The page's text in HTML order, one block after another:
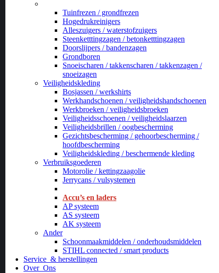
Tuinfrezen / grondfrezen
Hogedrukreinigers
Alleszuigers / waterstofzuigers
Steenketttingzagen / betonketttingzagen
Doorslijpers / bandenzagen
Grondboren
Snoeischaren / takkenscharen / takkenzagen /
snoeizagen
Veiligheidskleding
Bosjassen / werkshirts
Werkhandschoenen / veiligheidshandschoenen
Werkbroeken / veiligheidsbroeken
Veiligheidsschoenen / veiligheidslaarzen
Veiligheidsbrillen / oogbescherming
Gezichtsbescherming / gehoorbescherming /
hoofdbescherming
Veiligheidskleding / beschermende kleding
Verbruiksgoederen
Motorolie / kettingzaagolie
Jerrycans / vulsystemen
Accu’s en laders
AP systeem
AS systeem
AK systeem
Ander
Schoonmaakmiddelen / onderhoudsmiddelen
STIHL connected / smart products
Service & herstellingen
Over Ons